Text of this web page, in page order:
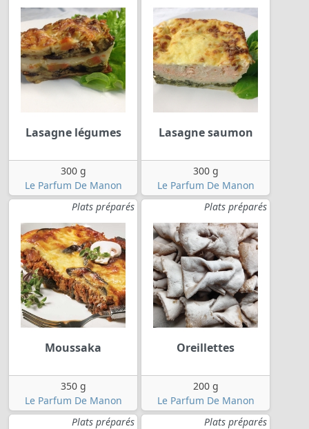
Lasagne légumes
300 g
Le Parfum De Manon
Lasagne saumon
300 g
Le Parfum De Manon
Plats préparés
Moussaka
350 g
Le Parfum De Manon
Plats préparés
Oreillettes
200 g
Le Parfum De Manon
Plats préparés
Plats préparés